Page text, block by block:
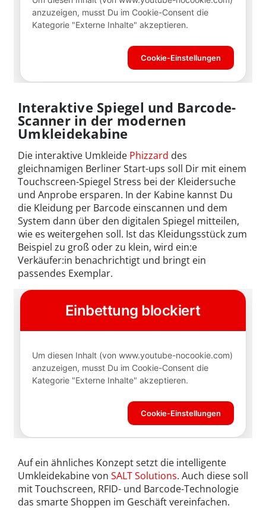
Interaktive Spiegel und Barcode-
Scanner in der modernen
Umkleidekabine
Die interaktive Umkleide Phizzard des
gleichnamigen Berliner Start-ups soll Dir mit einem
Touchscreen-Spiegel Stress bei der Kleidersuche
und Anprobe ersparen. In der Kabine kannst Du
die Kleidung per Barcode einscannen und dem
System dann über den digitalen Spiegel mitteilen,
wie es weitergehen soll. Ist das Kleidungsstück zum
Beispiel zu groß oder zu klein, wird ein:e
Verkäufer:in benachrichtigt und bringt ein
passendes Exemplar.
Auf ein ähnliches Konzept setzt die intelligente
Umkleidekabine von SALT Solutions. Auch diese soll
mit Touchscreen, RFID- und Barcode-Technologie
das smarte Shoppen im Geschäft vereinfachen.